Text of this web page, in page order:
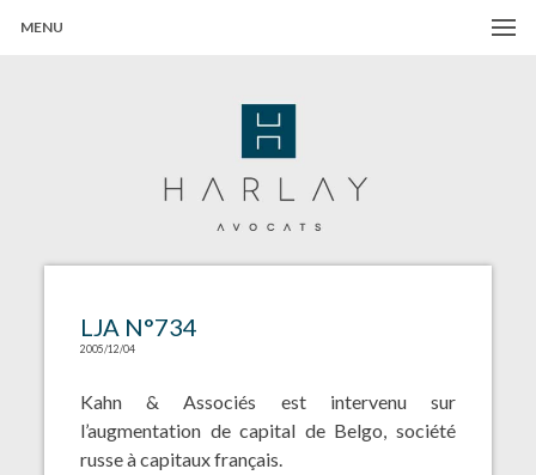
MENU
LJA N°734
2005/12/04
Kahn & Associés est intervenu sur
l’augmentation de capital de Belgo, société
russe à capitaux français.